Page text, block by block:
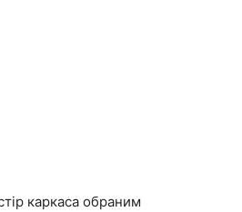
каркаса обраним